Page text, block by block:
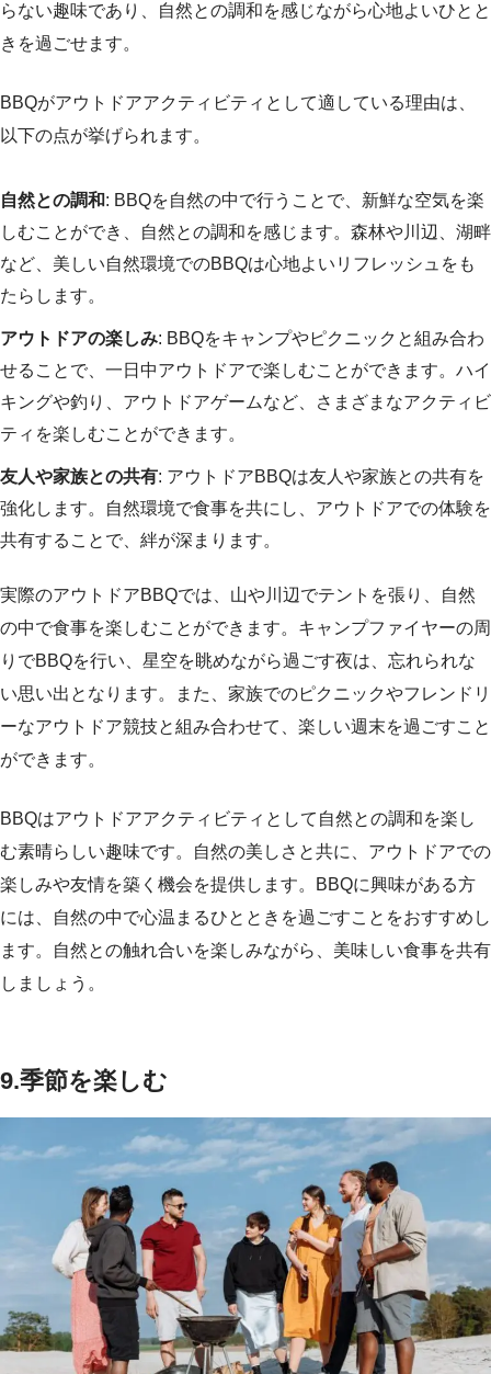
らない趣味であり、自然との調和を感じながら心地よいひとと
きを過ごせます。
BBQがアウトドアアクティビティとして適している理由は、
以下の点が挙げられます。
自然との調和: BBQを自然の中で行うことで、新鮮な空気を楽
しむことができ、自然との調和を感じます。森林や川辺、湖畔
など、美しい自然環境でのBBQは心地よいリフレッシュをも
たらします。
アウトドアの楽しみ: BBQをキャンプやピクニックと組み合わ
せることで、一日中アウトドアで楽しむことができます。ハイ
キングや釣り、アウトドアゲームなど、さまざまなアクティビ
ティを楽しむことができます。
友人や家族との共有: アウトドアBBQは友人や家族との共有を
強化します。自然環境で食事を共にし、アウトドアでの体験を
共有することで、絆が深まります。
実際のアウトドアBBQでは、山や川辺でテントを張り、自然
の中で食事を楽しむことができます。キャンプファイヤーの周
りでBBQを行い、星空を眺めながら過ごす夜は、忘れられな
い思い出となります。また、家族でのピクニックやフレンドリ
ーなアウトドア競技と組み合わせて、楽しい週末を過ごすこと
ができます。
BBQはアウトドアアクティビティとして自然との調和を楽し
む素晴らしい趣味です。自然の美しさと共に、アウトドアでの
楽しみや友情を築く機会を提供します。BBQに興味がある方
には、自然の中で心温まるひとときを過ごすことをおすすめし
ます。自然との触れ合いを楽しみながら、美味しい食事を共有
しましょう。
9.季節を楽しむ